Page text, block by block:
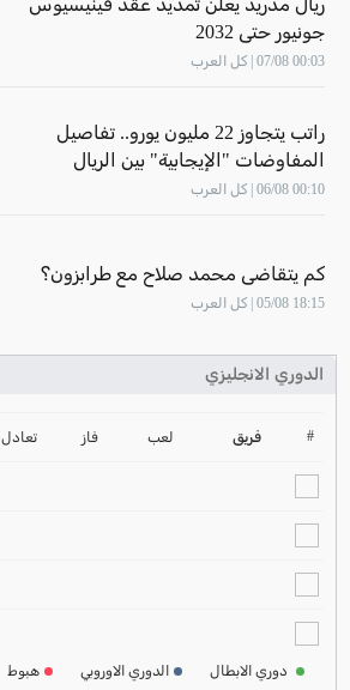
جونيور حتى 2032
00:03 07/08 | كل العرب
راتب يتجاوز 22 مليون يورو.. تفاصيل
المفاوضات "الإيجابية" بين الريال
وفينيسيوس
00:10 06/08 | كل العرب
كم يتقاضى محمد صلاح مع طرابزون؟
18:15 05/08 | كل العرب
الدوري الانجليزي
2024-2025 # فريق لعب فاز تعادل
دوري الابطال الدوري الاوروبي هبوط